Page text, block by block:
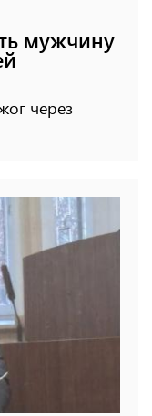
мужчину
через